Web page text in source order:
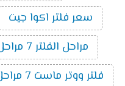
سعر فلتر اكوا جيت
مراحل الفلتر 7 مراحل
فلتر ووتر ماست 7 مراحل